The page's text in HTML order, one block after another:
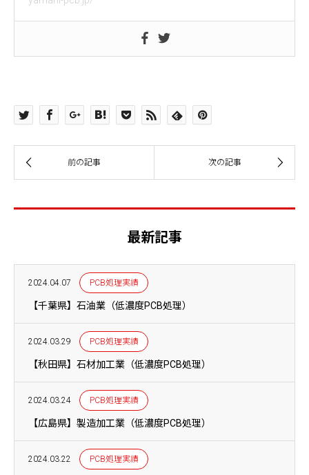
最新記事
2024.04.07 PCB処理実績
【千葉県】石油業（低濃度PCB処理）
2024.03.29 PCB処理実績
【秋田県】石材加工業（低濃度PCB処理）
2024.03.24 PCB処理実績
【広島県】製造加工業（低濃度PCB処理）
2024.03.22 PCB処理実績